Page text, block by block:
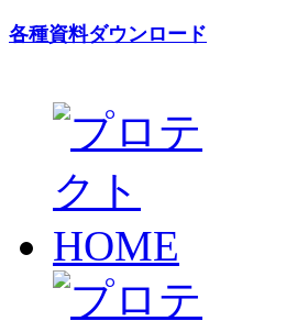
各種資料ダウンロード